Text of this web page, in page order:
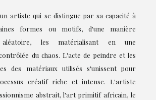
artiste qui se distingue par sa capacité à
formes ou motifs, d'une manière
aléatoire, les matérialisant en une
du chaos. L'acte de peindre et les
des matériaux utilisés s'unissent pour
créatif riche et intense. L'artiste
abstrait, l'art primitif africain, le